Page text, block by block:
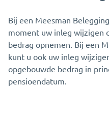
Bij een Meesman
moment uw inleg wijzigen
bedrag opnemen. Bij een
kunt u ook uw inleg
opgebouwde bedrag in
pensioendatum.